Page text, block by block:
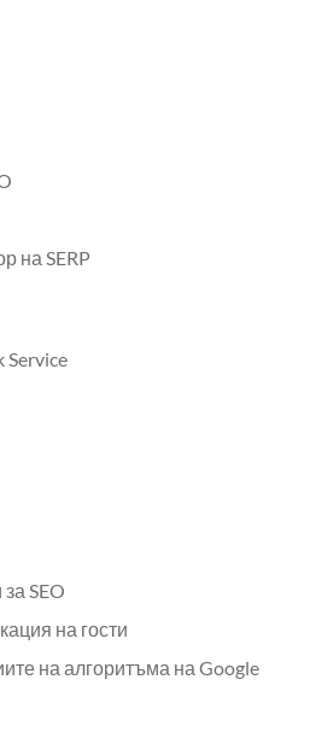
на SERP
Service
SEO
на гости
на алгоритъма на Google